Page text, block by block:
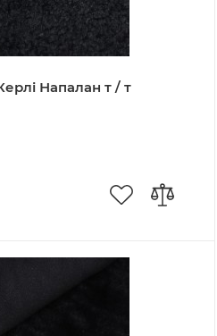
Напалан т / т